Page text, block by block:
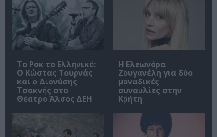
Το Ροκ το Ελληνικό:
Ο Κώστας Τουρνάς
και ο Διονύσης
Τσακνής στο
Θέατρο Άλσος ΔΕΗ
Η Ελεωνόρα
Ζουγανέλη για δύο
μοναδικές
συναυλίες στην
Κρήτη